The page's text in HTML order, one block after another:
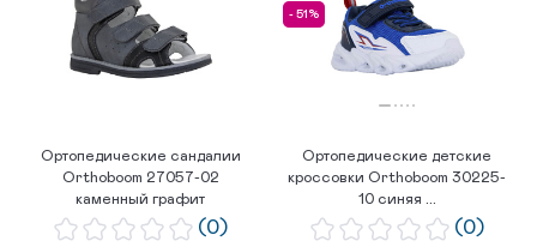
по популярности
Ортопедические сандалии
Orthoboom 27057-02
каменный графит
(0)
- 51%
Ортопедические детские
кроссовки Orthoboom 30225-
10 синяя ...
(0)